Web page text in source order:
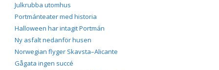
Julkrubba utomhus
Portmánteater med historia
Halloween har intagit Portmán
Ny asfalt nedanför husen
Norwegian flyger Skavsta–Alicante
Gågata ingen succé